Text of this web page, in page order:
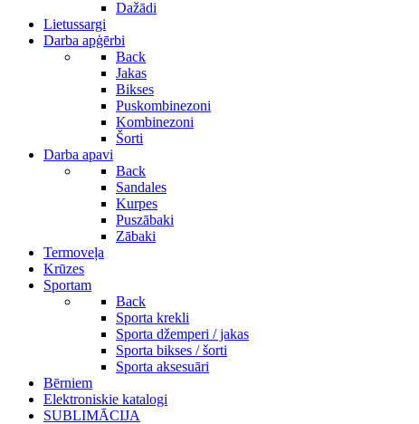
Dažādi
Lietussargi
Darba apģērbi
Back
Jakas
Bikses
Puskombinezoni
Kombinezoni
Šorti
Darba apavi
Back
Sandales
Kurpes
Puszābaki
Zābaki
Termoveļa
Krūzes
Sportam
Back
Sporta krekli
Sporta džemperi / jakas
Sporta bikses / šorti
Sporta aksesuāri
Bērniem
Elektroniskie katalogi
SUBLIMĀCIJA